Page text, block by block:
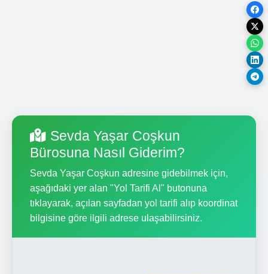
Sevda Yaşar Coşkun
Bürosuna Nasıl Giderim?
Sevda Yaşar Coşkun adresine gidebilmek için,
aşağıdaki yer alan "Yol Tarifi Al" butonuna
tıklayarak, açılan sayfadan yol tarifi alıp koordinat
bilgisine göre ilgili adrese ulaşabilirsiniz.